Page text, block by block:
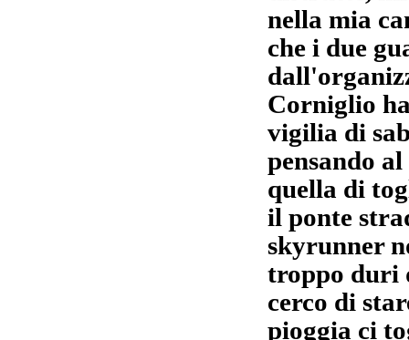
nella mia
che i due
Corniglio
vigilia di
pensando
quella di
il ponte
skyrunner
troppo duri
cerco di
pioggia ci